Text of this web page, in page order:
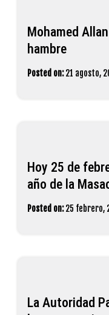
Mohamed
hambre
Posted on: 21 agosto,
Hoy 25 de
año de la
Posted on: 25 febrero,
La Autoridad